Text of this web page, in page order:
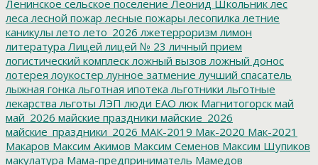
Ленинское сельское поселение Леонид Школьник лес
леса лесной пожар лесные пожары лесопилка летние
каникулы лето лето_2026 лжетерроризм лимон
литература Лицей лицей № 23 личный прием
логистический комплеск ложный вызов ложный донос
лотерея лоукостер лунное затмение лучший спасатель
лыжная гонка льготная ипотека льготники льготные
лекарства льготы ЛЭП люди ЕАО люк Магнитогорск май
май_2026 майские праздники майские_2026
майские_праздники_2026 МАК-2019 Мак-2020 Мак-2021
Макаров Максим Акимов Максим Семенов Максим Шупиков
макулатура Мама-предприниматель Мамедов